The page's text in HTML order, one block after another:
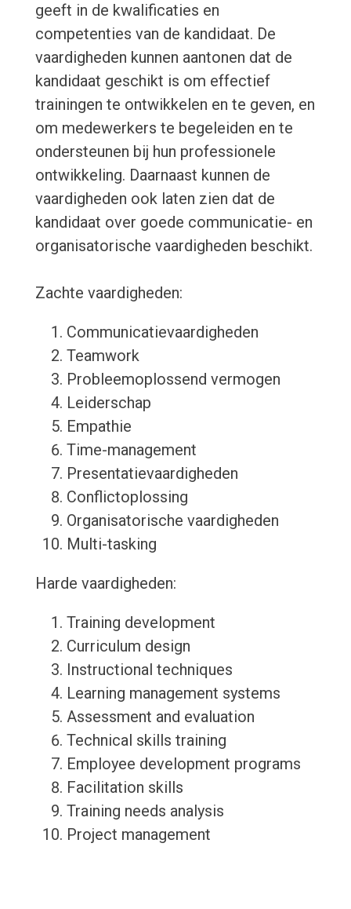
geeft in de kwalificaties en
competenties van de kandidaat. De
vaardigheden kunnen aantonen dat de
kandidaat geschikt is om effectief
trainingen te ontwikkelen en te geven, en
om medewerkers te begeleiden en te
ondersteunen bij hun professionele
ontwikkeling. Daarnaast kunnen de
vaardigheden ook laten zien dat de
kandidaat over goede communicatie- en
organisatorische vaardigheden beschikt.
Zachte vaardigheden:
Communicatievaardigheden
Teamwork
Probleemoplossend vermogen
Leiderschap
Empathie
Time-management
Presentatievaardigheden
Conflictoplossing
Organisatorische vaardigheden
Multi-tasking
Harde vaardigheden:
Training development
Curriculum design
Instructional techniques
Learning management systems
Assessment and evaluation
Technical skills training
Employee development programs
Facilitation skills
Training needs analysis
Project management